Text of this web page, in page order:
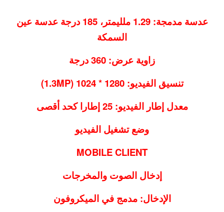
عدسة مدمجة: 1.29 ملليمتر، 185 درجة عدسة عين
السمكة
زاوية عرض: 360 درجة
تنسيق الفيديو: 1280 * 1024 (1.3MP)
معدل إطار الفيديو: 25 إطارا كحد أقصى
وضع تشغيل الفيديو
MOBILE CLIENT
إدخال الصوت والمخرجات
الإدخال: مدمج في الميكروفون